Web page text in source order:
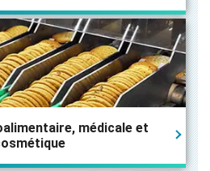
médicale et